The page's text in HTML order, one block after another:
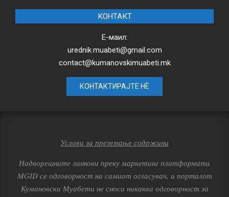
КОНТАКТ
Е-маил:
urednik.muabeti@gmail.com
contact@kumanovskimuabeti.mk
КОНТАКТИРАЈТЕ НЀ
Услови за преземање содржини
Надворешните линкови преку маркетинг платформата
MGID се одговорност на самиот огласувач, и порталот
Кумановски Муабети не сноси никаква одговорност за